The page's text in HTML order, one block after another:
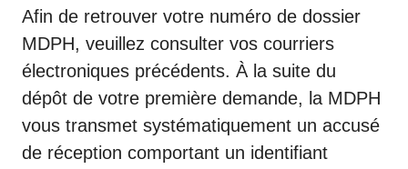
Afin de retrouver votre numéro de dossier
MDPH, veuillez consulter vos courriers
électroniques précédents. À la suite du
dépôt de votre première demande, la MDPH
vous transmet systématiquement un accusé
de réception comportant un identifiant